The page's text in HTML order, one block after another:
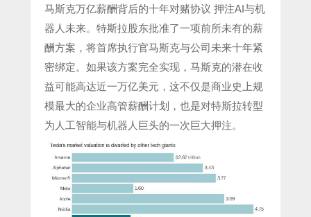
马斯克万亿薪酬背后的十年对赌协议 押注AI与机
器人未来。特斯拉股东批准了一项前所未有的薪
酬方案，将首席执行官马斯克与公司未来十年紧
密绑定。如果该方案完全实现，马斯克的潜在收
益可能高达近一万亿美元，这不仅是商业史上规
模最大的企业高管薪酬计划，也是对特斯拉转型
为人工智能与机器人巨头的一次巨大押注。